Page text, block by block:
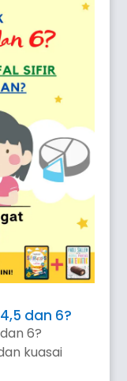
dan 6?
dan 6?
kuasai